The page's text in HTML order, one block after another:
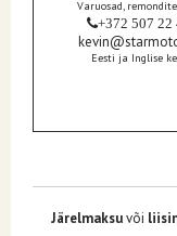
Varuosad,
+372 507 22
Eesti ja Inglise
Järelmaksuvõi